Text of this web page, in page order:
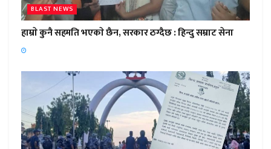
BLAST NEWS
हाम्राे कुनै सहमति भएकाे छैन, सरकार ठग्दैछ : हिन्दु सम्राट सेना